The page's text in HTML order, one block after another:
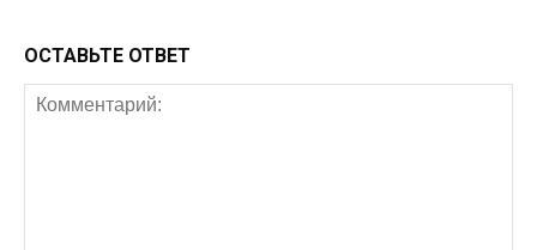
ОСТАВЬТЕ ОТВЕТ